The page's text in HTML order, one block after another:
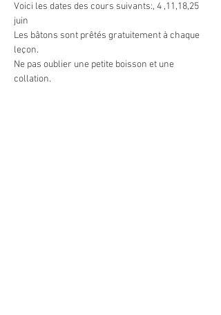
Voici les dates des cours suivants:, 4 ,11,18,25
juin
Les bâtons sont prêtés gratuitement à chaque
leçon.
Ne pas oublier une petite boisson et une
collation.